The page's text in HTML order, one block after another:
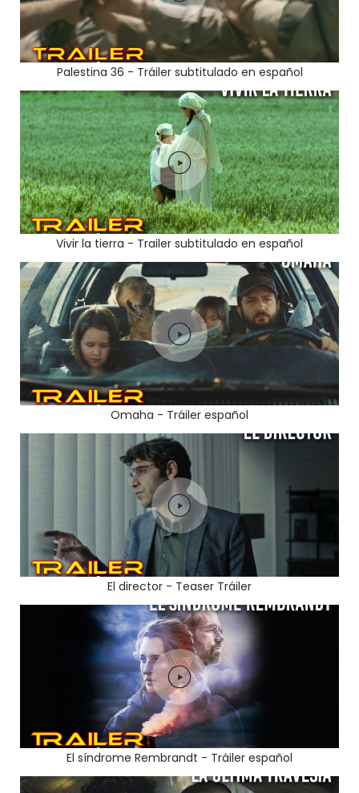
Palestina 36 - Tráiler subtitulado en español
Vivir la tierra - Trailer subtitulado en español
Omaha - Tráiler español
El director - Teaser Tráiler
El síndrome Rembrandt - Tráiler español